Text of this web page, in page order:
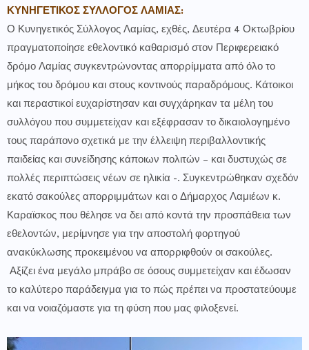
ΚΥΝΗΓΕΤΙΚΟΣ ΣΥΛΛΟΓΟΣ ΛΑΜΙΑΣ:
Ο Κυνηγετικός Σύλλογος Λαμίας, εχθές, Δευτέρα 4 Οκτωβρίου
πραγματοποίησε εθελοντικό καθαρισμό στον Περιφερειακό
δρόμο Λαμίας συγκεντρώνοντας απορρίμματα από όλο το
μήκος του δρόμου και στους κοντινούς παραδρόμους. Κάτοικοι
και περαστικοί ευχαρίστησαν και συγχάρηκαν τα μέλη του
συλλόγου που συμμετείχαν και εξέφρασαν το δικαιολογημένο
τους παράπονο σχετικά με την έλλειψη περιβαλλοντικής
παιδείας και συνείδησης κάποιων πολιτών – και δυστυχώς σε
πολλές περιπτώσεις νέων σε ηλικία -. Συγκεντρώθηκαν σχεδόν
εκατό σακούλες απορριμμάτων και ο Δήμαρχος Λαμιέων κ.
Καραϊσκος που θέλησε να δει από κοντά την προσπάθεια των
εθελοντών, μερίμνησε για την αποστολή φορτηγού
ανακύκλωσης προκειμένου να απορριφθούν οι σακούλες.
Αξίζει ένα μεγάλο μπράβο σε όσους συμμετείχαν και έδωσαν
το καλύτερο παράδειγμα για το πώς πρέπει να προστατεύουμε
και να νοιαζόμαστε για τη φύση που μας φιλοξενεί.